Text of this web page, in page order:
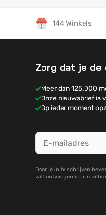
144 Winkels
Zorg dat je de
Meer dan 125.000
Onze nieuwsbrief is
Op ieder moment
Door je in te schrijven
wilt ontvangen in je